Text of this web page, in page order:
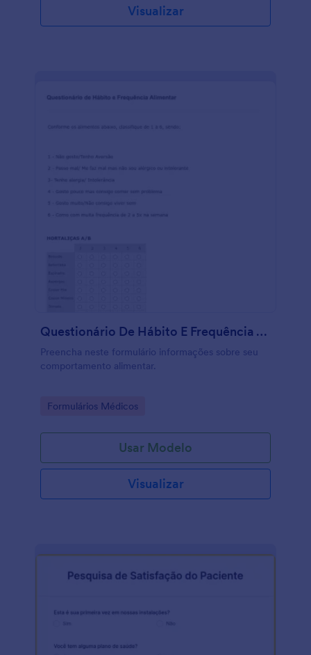
Visualizar
Questionário De Hábito E Frequência Alimentar
Preencha neste formulário informações sobre seu
comportamento alimentar.
Go to Category:
Formulários Médicos
Usar Modelo
Visualizar